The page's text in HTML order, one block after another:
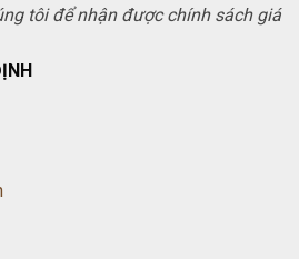
tôi để nhận được chính sách giá